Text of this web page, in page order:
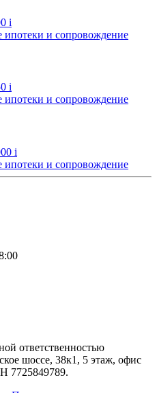
i
ипотеки и сопровождение
i
ипотеки и сопровождение
i
ипотеки и сопровождение
ответственностью
шоссе, 38к1, 5 этаж, офис
7725849789.